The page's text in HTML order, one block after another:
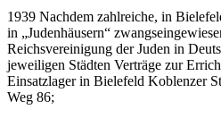
1939 Nach­dem zahl­rei­che, in
in „Ju­den­häu­sern“
Reichsvereinigung der Juden in
jeweiligen Städten Verträge zur
Einsatzlager in Bielefeld Ko­blen­zer
Weg 86;